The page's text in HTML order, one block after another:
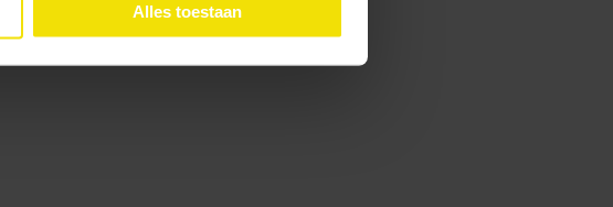
Alles toestaan